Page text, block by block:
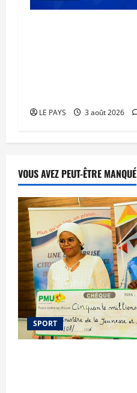
LE PAYS 3 août 2026
VOUS AVEZ PEUT-ÊTRE MANQUÉ
SPORT